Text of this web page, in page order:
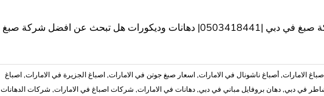
دهانات وديكورات هل تبحث عن افضل شركة صبغ في دبي
الامارات, أصباغ ناشونال في الامارات, اسعار صبغ جوتن في الامارات, اصباغ الجزيرة في الامارات, اصباغ
في دبي, دهان بروفايل مباني في دبي, دهانات في الامارات, شركات اصباغ في الامارات, شركات الدهانات